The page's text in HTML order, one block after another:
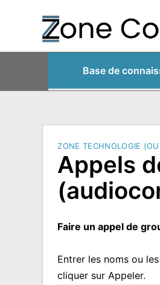
Base de
ZONE TECHNOLOGIE
Appels
Faire un appel de
Entrer les noms ou
cliquer sur Appeler.